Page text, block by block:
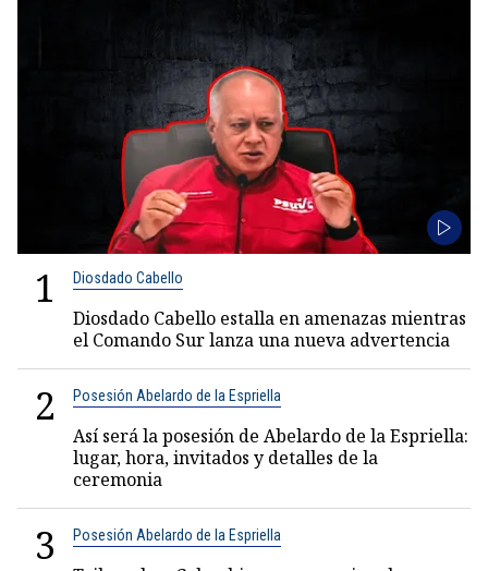
1 Diosdado Cabello
Diosdado Cabello estalla en amenazas mientras
el Comando Sur lanza una nueva advertencia
2 Posesión Abelardo de la Espriella
Así será la posesión de Abelardo de la Espriella:
lugar, hora, invitados y detalles de la
ceremonia
3 Posesión Abelardo de la Espriella